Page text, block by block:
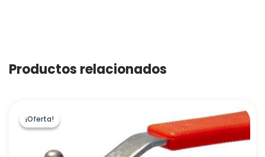
Productos relacionados
¡Oferta!
¡Oferta!